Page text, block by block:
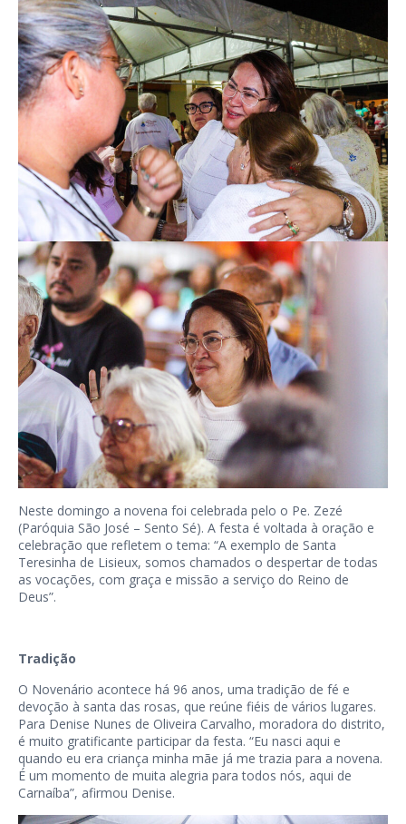
Neste domingo a novena foi celebrada pelo o Pe. Zezé
(Paróquia São José – Sento Sé). A festa é voltada à oração e
celebração que refletem o tema: “A exemplo de Santa
Teresinha de Lisieux, somos chamados o despertar de todas
as vocações, com graça e missão a serviço do Reino de
Deus”.
Tradição
O Novenário acontece há 96 anos, uma tradição de fé e
devoção à santa das rosas, que reúne fiéis de vários lugares.
Para Denise Nunes de Oliveira Carvalho, moradora do distrito,
é muito gratificante participar da festa. “Eu nasci aqui e
quando eu era criança minha mãe já me trazia para a novena.
É um momento de muita alegria para todos nós, aqui de
Carnaíba”, afirmou Denise.